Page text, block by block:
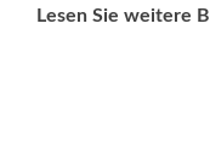
Lesen Sie weitere